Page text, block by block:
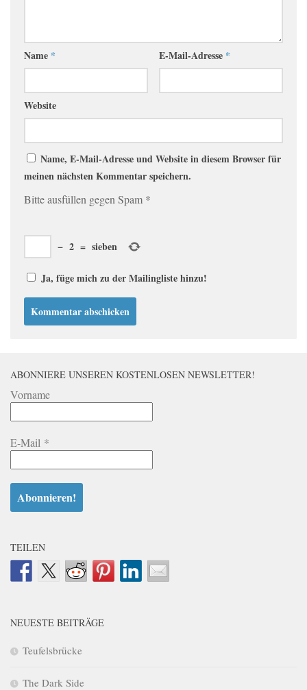
Name * E-Mail-Adresse *
Website
Name, E-Mail-Adresse und Website in diesem Browser für
meinen nächsten Kommentar speichern.
Bitte ausfüllen gegen Spam *
− 2 = sieben
Ja, füge mich zu der Mailingliste hinzu!
ABONNIERE UNSEREN KOSTENLOSEN NEWSLETTER!
Vorname
E-Mail *
TEILEN
NEUESTE BEITRÄGE
Teufelsbrücke
The Dark Side